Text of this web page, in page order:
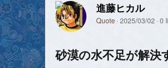
進藤ヒカル
Quote 2025/03/02 0
砂漠の水不足が解決